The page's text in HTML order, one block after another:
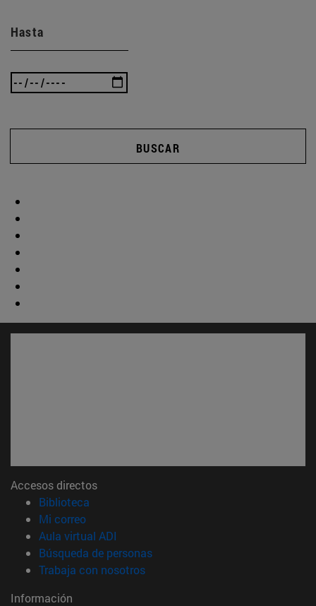
Hasta
BUSCAR
Accesos directos
Biblioteca
Mi correo(abre en nueva ventana)
Aula virtual ADI
Búsqueda de personas(abre en nueva ventana)
Trabaja con nosotros(abre en nueva ventana)
Información